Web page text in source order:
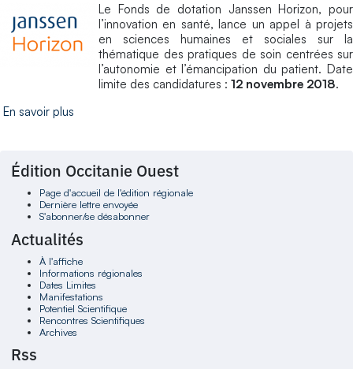
Le Fonds de dotation Janssen Horizon, pour
l’innovation en santé, lance un appel à projets
en sciences humaines et sociales sur la
thématique des pratiques de soin centrées sur
l’autonomie et l’émancipation du patient. Date
limite des candidatures : 12 novembre 2018.
En savoir plus
Édition Occitanie Ouest
Page d'accueil de l'édition régionale
Dernière lettre envoyée
S'abonner/se désabonner
Actualités
À l'affiche
Informations régionales
Dates Limites
Manifestations
Potentiel Scientifique
Rencontres Scientifiques
Archives
Rss